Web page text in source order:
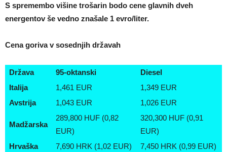
S spremembo višine trošarin bodo cene glavnih dveh
energentov še vedno znašale 1 evro/liter.
Cena goriva v sosednjih državah
Država 95-oktanski
Diesel
Italija
1,461 EUR
1,349 EUR
Avstrija
1,043 EUR 1,026 EUR
Madžarska
289,800 HUF (0,82
EUR)
320,300 HUF (0,91
EUR)
Hrvaška
7,690 HRK (1,02 EUR) 7,450 HRK (0,99 EUR)